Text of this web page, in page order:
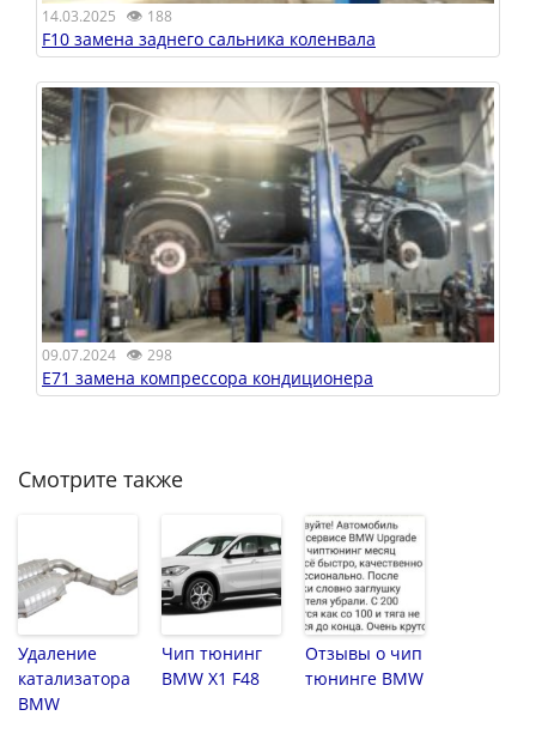
14.03.2025 👁 188
F10 замена заднего сальника коленвала
09.07.2024 👁 298
E71 замена компрессора кондиционера
Смотрите также
Удаление
катализатора
BMW
Чип тюнинг
BMW X1 F48
Отзывы о чип
тюнинге BMW